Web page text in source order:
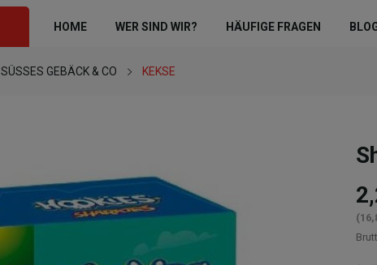
HOME WER SIND WIR? HÄUFIGE FRAGEN
SÜSSES GEBÄCK & CO KEKSE